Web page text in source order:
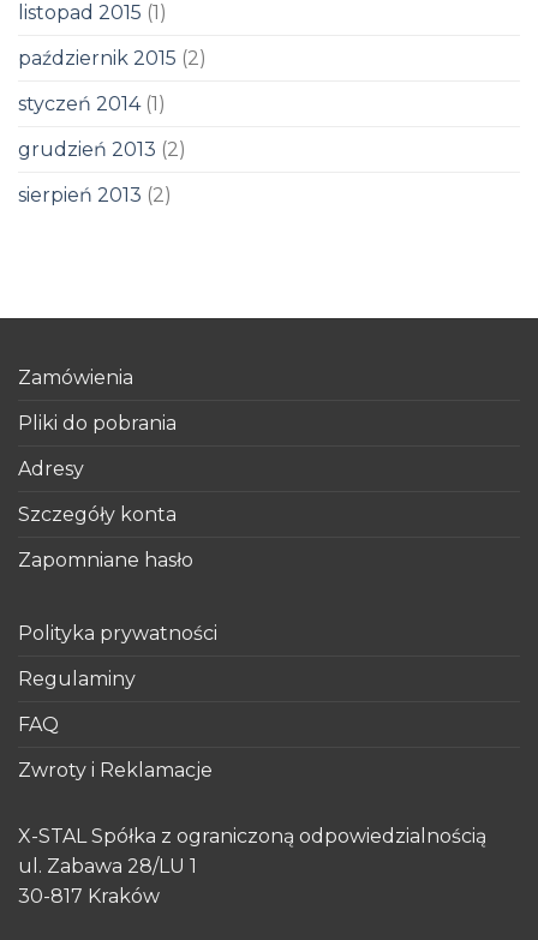
listopad 2015 (1)
październik 2015 (2)
styczeń 2014(1)
grudzień 2013 (2)
sierpień 2013 (2)
Zamówienia
Pliki do pobrania
Adresy
Szczegóły konta
Zapomniane hasło
Polityka prywatności
Regulaminy
FAQ
Zwroty i Reklamacje
X-STAL Spółka z ograniczoną odpowiedzialnością
ul. Zabawa 28/LU 1
30-817 Kraków